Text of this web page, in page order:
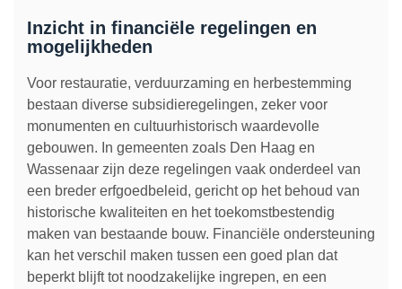
Inzicht in financiële regelingen en
mogelijkheden
Voor restauratie, verduurzaming en herbestemming
bestaan diverse subsidieregelingen, zeker voor
monumenten en cultuurhistorisch waardevolle
gebouwen. In gemeenten zoals Den Haag en
Wassenaar zijn deze regelingen vaak onderdeel van
een breder erfgoedbeleid, gericht op het behoud van
historische kwaliteiten en het toekomstbestendig
maken van bestaande bouw. Financiële ondersteuning
kan het verschil maken tussen een goed plan dat
beperkt blijft tot noodzakelijke ingrepen, en een